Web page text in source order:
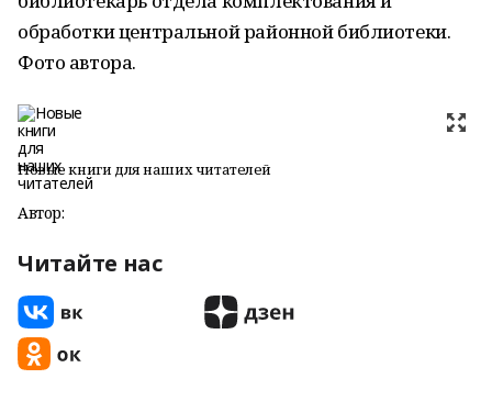
обработки центральной районной библиотеки.
Фото автора.
Новые книги для наших читателей
Автор:
Читайте нас